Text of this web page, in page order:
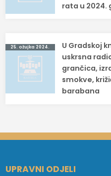
rata u 2024.
25. ožujka 2024.
U Gradskoj
uskrsna
grančica,
smokve,
barabana
UPRAVNI ODJELI